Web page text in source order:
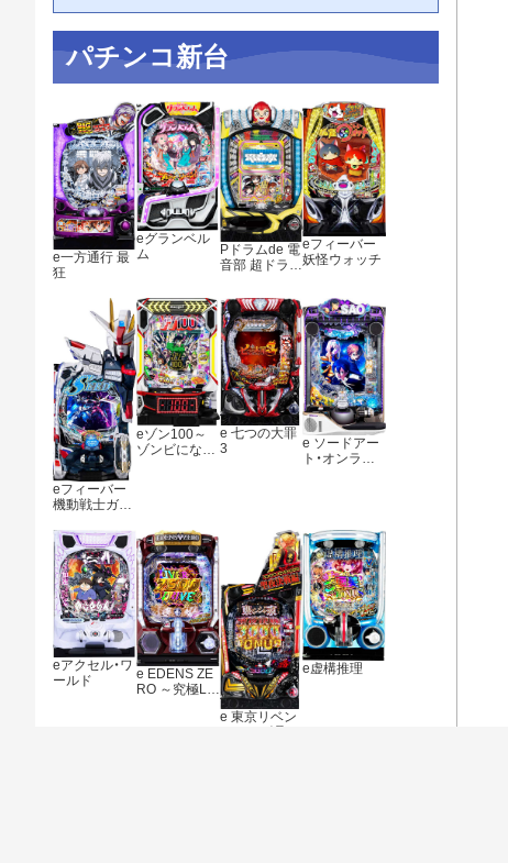
パチンコ新台
e一方通行 最
狂
eグランベル
ム
Pドラムde 電
音部 超ドラ熱
eフィーバー
妖怪ウォッチ
eフィーバー
機動戦士ガン
ライマックス
eゾン100～
ゾンビになる
e 七つの大罪
3
e ソードアー
ト・オンライ
eアクセル・ワ
ールド
e EDENS ZE
RO ～究極LT
e 東京リベン
e虚構推理